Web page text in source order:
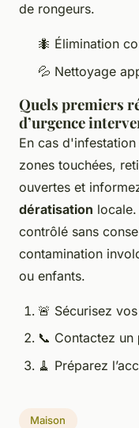
de rongeurs.
🐜 Élimination
💦 Nettoyage
Quels premiers
d’urgence
En cas
zones touchées,
ouvertes et
dératisation
contrôlé sans
contamination
ou enfants.
🚨 Sécurisez
📞 Contactez un
🧹 Préparez
Maison